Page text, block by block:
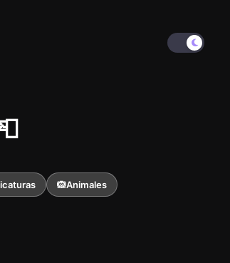
🙉Animales